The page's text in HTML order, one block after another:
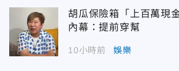
胡瓜保險箱「上百萬現
內幕：提前穿幫
10小時前 娛樂